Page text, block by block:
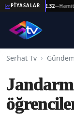
PİYASALAR
Altın44.092,32 —Hamit Altın
Serhat Tv Gündem